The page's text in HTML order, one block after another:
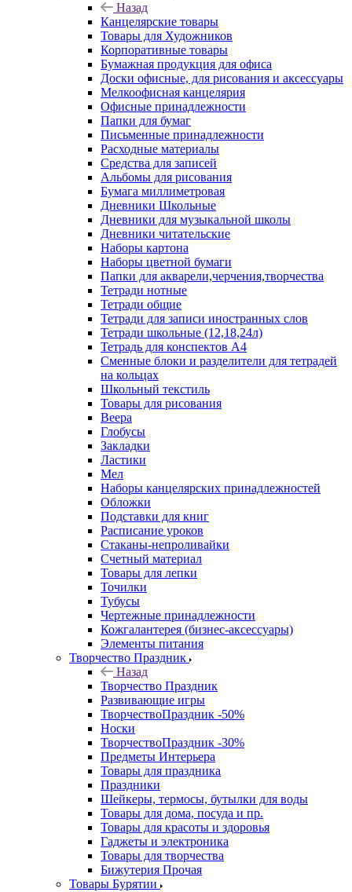
Назад
Канцелярские товары
Товары для Художников
Корпоративные товары
Бумажная продукция для офиса
Доски офисные, для рисования и аксессуары
Мелкоофисная канцелярия
Офисные принадлежности
Папки для бумаг
Письменные принадлежности
Расходные материалы
Средства для записей
Альбомы для рисования
Бумага миллиметровая
Дневники Школьные
Дневники для музыкальной школы
Дневники читательские
Наборы картона
Наборы цветной бумаги
Папки для акварели,черчения,творчества
Тетради нотные
Тетради общие
Тетради для записи иностранных слов
Тетради школьные (12,18,24л)
Тетрадь для конспектов А4
Сменные блоки и разделители для тетрадей
на кольцах
Школьный текстиль
Товары для рисования
Веера
Глобусы
Закладки
Ластики
Мел
Наборы канцелярских принадлежностей
Обложки
Подставки для книг
Расписание уроков
Стаканы-непроливайки
Счетный материал
Товары для лепки
Точилки
Тубусы
Чертежные принадлежности
Кожгалантерея (бизнес-аксессуары)
Элементы питания
Творчество Праздник
Назад
Творчество Праздник
Развивающие игры
ТворчествоПраздник -50%
Носки
ТворчествоПраздник -30%
Предметы Интерьера
Товары для праздника
Праздники
Шейкеры, термосы, бутылки для воды
Товары для дома, посуда и пр.
Товары для красоты и здоровья
Гаджеты и электроника
Товары для творчества
Бижутерия Прочая
Товары Бурятии